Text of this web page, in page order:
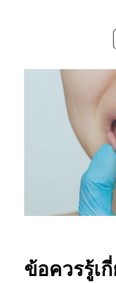
ข้อควรรู้เ